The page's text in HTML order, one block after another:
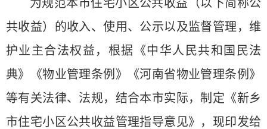
为规范本市住宅小区公共收益（以下简称公
共收益）的收入、使用、公示以及监督管理，维
护业主合法权益，根据《中华人民共和国民法
典》《物业管理条例 》《河南省物业管理条例》
等有关法律、法规，结合本市实际，制定《新乡
市住宅小区公共收益管理指导意见》，现印发给